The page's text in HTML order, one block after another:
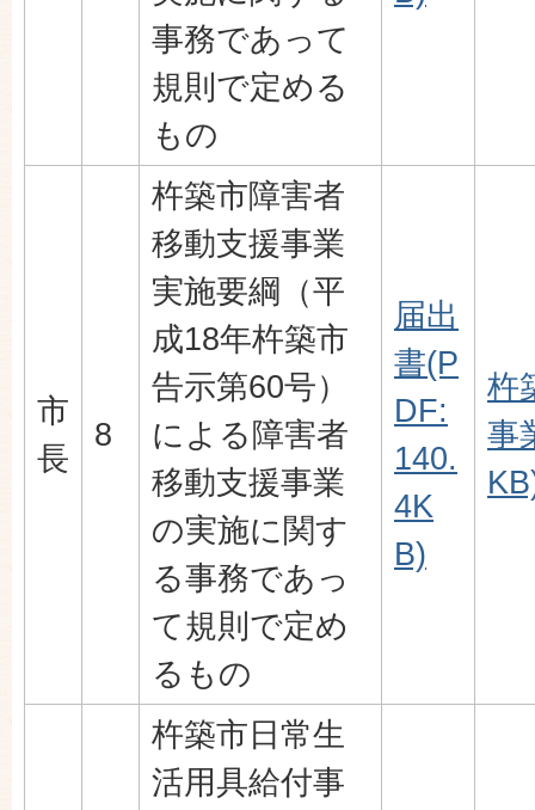
事務であって
規則で定める
もの
市
長
8
杵築市障害者
移動支援事業
実施要綱（平
成18年杵築市
告示第60号）
による障害者
移動支援事業
の実施に関す
る事務であっ
て規則で定め
るもの
届出
書(P
DF:
140.
4K
B)
杵
事
杵築市日常生
活用具給付事